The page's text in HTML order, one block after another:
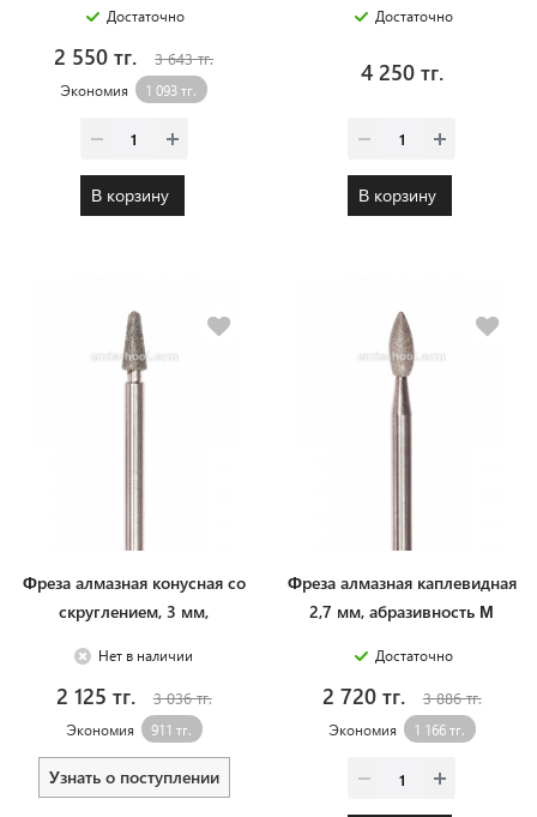
Достаточно
2 550 тг. 3 643 тг.
Экономия 1 093 тг.
В корзину
Достаточно
4 250 тг.
В корзину
Фреза алмазная конусная со
скруглением, 3 мм,
Нет в наличии
2 125 тг. 3 036 тг.
Экономия 911 тг.
Узнать о поступлении
Фреза алмазная каплевидная
2,7 мм, абразивность М
Достаточно
2 720 тг. 3 886 тг.
Экономия 1 166 тг.